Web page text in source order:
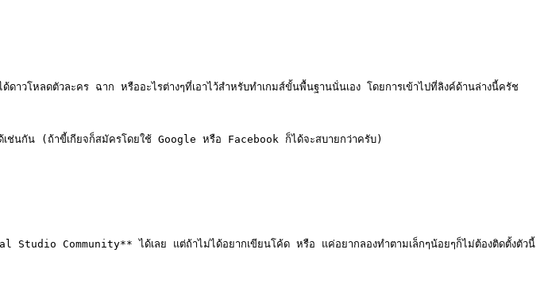
หลดตัวละคร ฉาก หรืออะไรต่างๆที่เอาไว้สำหรับทำเกมส์ขั้นพื้นฐานนั่นเอง โดยการเข้าไปที่ลิงค์ด้านล่างนี้ครัช
ช่นกัน (ถ้าขี้เกียจก็สมัครโดยใช้ Google หรือ Facebook ก็ได้จะสบายกว่าครับ)
Community** ได้เลย แต่ถ้าไม่ได้อยากเขียนโค้ด หรือ แค่อยากลองทำตามเล็กๆน้อยๆก็ไม่ต้องติดตั้งตัวนี้